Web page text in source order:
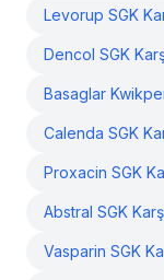
Levorup SGK
Dencol SGK
Basaglar
Calenda SGK
Proxacin SGK
Abstral SGK
Vasparin SGK